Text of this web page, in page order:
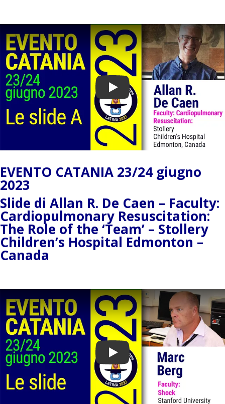
Play
EVENTO CATANIA 23/24 giugno
2023
Slide di Allan R. De Caen – Faculty:
Cardiopulmonary Resuscitation:
The Role of the ‘Team’ – Stollery
Children’s Hospital Edmonton –
Canada
Play